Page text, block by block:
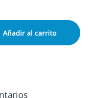
Añadir al carrito